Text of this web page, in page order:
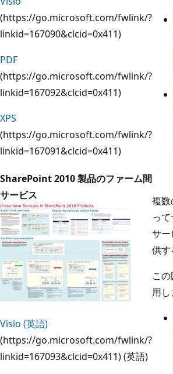
(https://go.microsoft.com/fwlink/?
linkid=167090&clcid=0x411)
PDF
(https://go.microsoft.com/fwlink/?
linkid=167092&clcid=0x411)
XPS
(https://go.microsoft.com/fwlink/?
linkid=167091&clcid=0x411)
SharePoint 2010 製品のファーム間
サービス
Visio (英語)
(https://go.microsoft.com/fwlink/?
linkid=167093&clcid=0x411) (英語)
複
って
サ
供す
こ
用